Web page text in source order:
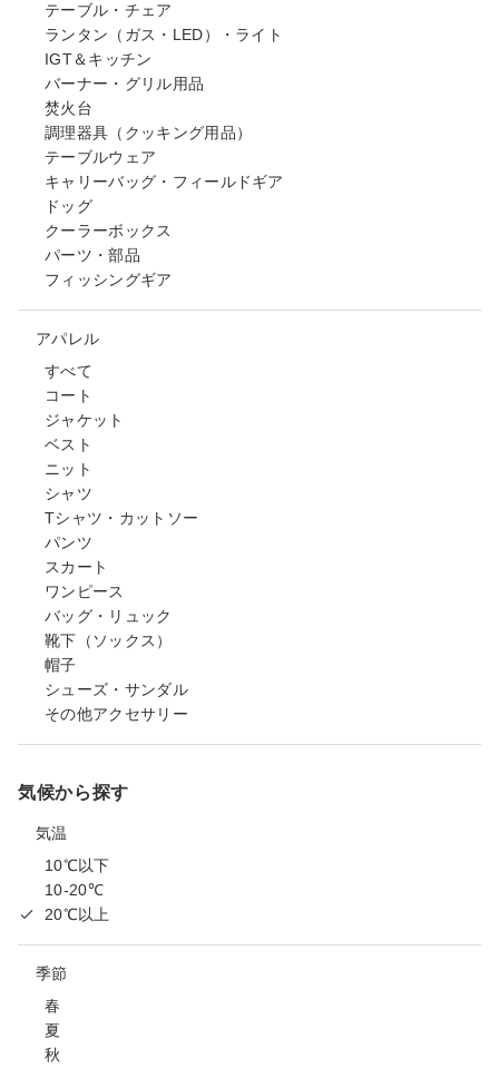
テーブル・チェア
ランタン（ガス・LED）・ライト
IGT＆キッチン
バーナー・グリル用品
焚火台
調理器具（クッキング用品）
テーブルウェア
キャリーバッグ・フィールドギア
ドッグ
クーラーボックス
パーツ・部品
フィッシングギア
アパレル
すべて
コート
ジャケット
ベスト
ニット
シャツ
Tシャツ・カットソー
パンツ
スカート
ワンピース
バッグ・リュック
靴下（ソックス）
帽子
シューズ・サンダル
その他アクセサリー
気候から探す
気温
10℃以下
10-20℃
20℃以上
季節
春
夏
秋